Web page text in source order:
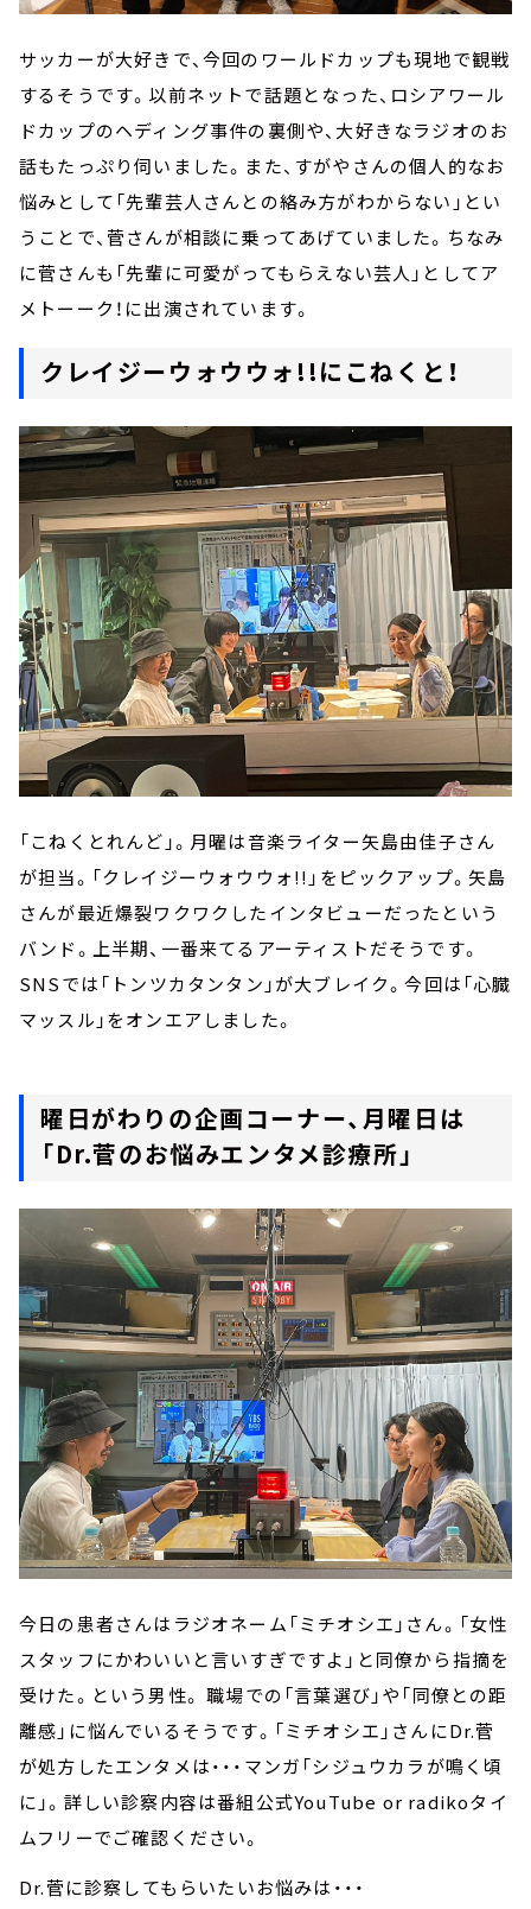
サッカーが大好きで、今回のワールドカップも現地で観戦
するそうです。以前ネットで話題となった、ロシアワール
ドカップのヘディング事件の裏側や、大好きなラジオのお
話もたっぷり伺いました。また、すがやさんの個人的なお
悩みとして「先輩芸人さんとの絡み方がわからない」とい
うことで、菅さんが相談に乗ってあげていました。ちなみ
に菅さんも「先輩に可愛がってもらえない芸人」としてア
メトーーク！に出演されています。
クレイジーウォウウォ!!にこねくと！
「こねくとれんど」。月曜は音楽ライター矢島由佳子さん
が担当。「クレイジーウォウウォ!!」をピックアップ。矢島
さんが最近爆裂ワクワクしたインタビューだったという
バンド。上半期、一番来てるアーティストだそうです。
SNSでは「トンツカタンタン」が大ブレイク。今回は「心臓
マッスル」をオンエアしました。
曜日がわりの企画コーナー、月曜日は
「Dr.菅のお悩みエンタメ診療所」
今日の患者さんはラジオネーム「ミチオシエ」さん。「女性
スタッフにかわいいと言いすぎですよ」と同僚から指摘を
受けた。という男性。 職場での「言葉選び」や「同僚との距
離感」に悩んでいるそうです。「ミチオシエ」さんにDr.菅
が処方したエンタメは・・・マンガ「シジュウカラが鳴く頃
に」。詳しい診察内容は番組公式YouTube or radikoタイ
ムフリーでご確認ください。
Dr.菅に診察してもらいたいお悩みは・・・